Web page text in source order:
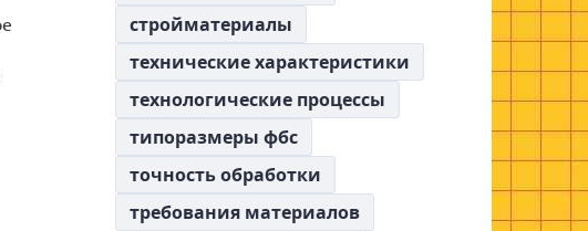
стройматериалы
технические характеристики
технологические процессы
типоразмеры фбс
точность обработки
требования материалов